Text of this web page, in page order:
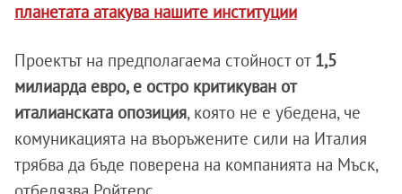
планетата атакува нашите институции
Проектът на предполагаема стойност от 1,5
милиарда евро, е остро критикуван от
италианската опозиция, която не е убедена, че
комуникацията на въоръжените сили на Италия
трябва да бъде поверена на компанията на Мъск,